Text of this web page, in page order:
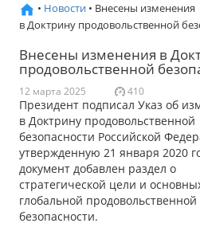
• Новости • Внесены изменения
в Доктрину продовольственной
Внесены изменения в
продовольственной
12 марта 2025 410
Президент подписал Указ об
в Доктрину продовольственной
безопасности Российской
утвержденную 21 января 2020
документ добавлен раздел о
стратегической цели и
глобальной продовольственной
безопасности.